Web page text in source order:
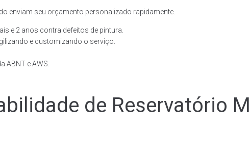
enviam seu orçamento personalizado rapidamente.
e 2 anos contra defeitos de pintura.
e customizando o serviço.
e AWS.
de Reservatório